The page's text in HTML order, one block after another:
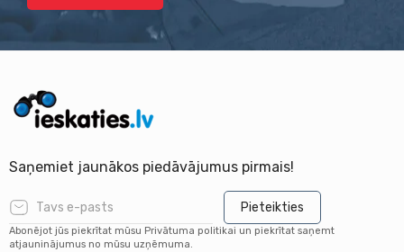
Saņemiet jaunākos piedāvājumus pirmais!
Pieteikties
Abonējot jūs piekrītat mūsu Privātuma politikai un piekrītat saņemt
atjauninājumus no mūsu uzņēmuma.